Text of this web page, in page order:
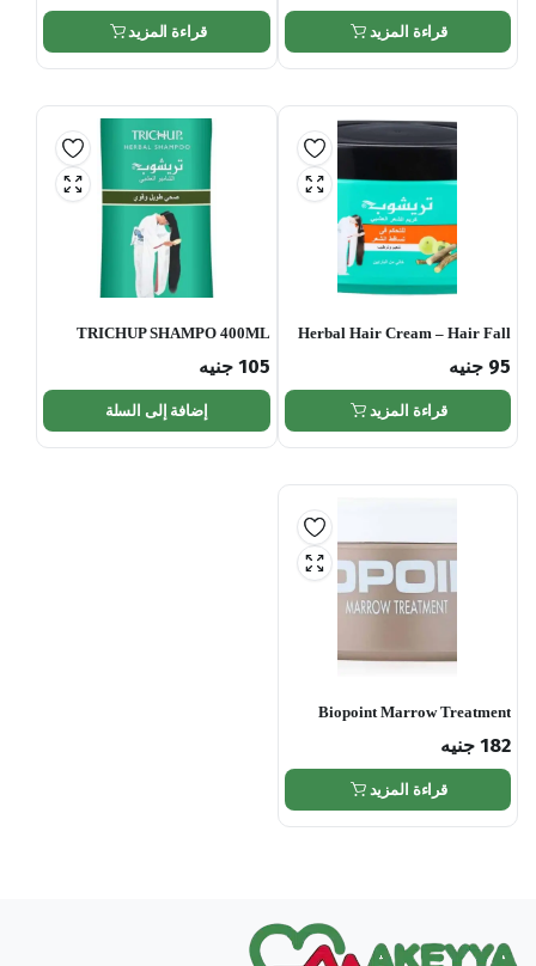
قراءة المزيد قراءة المزيد
Herbal Hair Cream – Hair Fall
95 جنيه
قراءة المزيد
TRICHUP SHAMPO 400ML
105 جنيه
إضافة إلى السلة
Biopoint Marrow Treatment
182 جنيه
قراءة المزيد